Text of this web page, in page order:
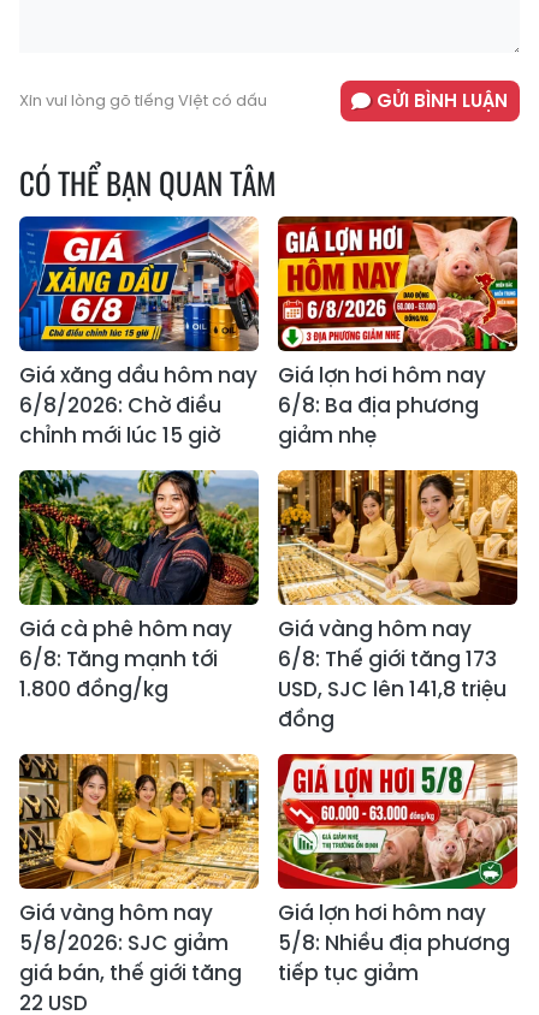
Xin vui lòng gõ tiếng Việt có dấu GỬI BÌNH LUẬN
CÓ THỂ BẠN QUAN TÂM
Giá xăng dầu hôm nay
6/8/2026: Chờ điều
chỉnh mới lúc 15 giờ
Giá lợn hơi hôm nay
6/8: Ba địa phương
giảm nhẹ
Giá cà phê hôm nay
6/8: Tăng mạnh tới
1.800 đồng/kg
Giá vàng hôm nay
6/8: Thế giới tăng 173
USD, SJC lên 141,8 triệu
đồng
Giá vàng hôm nay
5/8/2026: SJC giảm
giá bán, thế giới tăng
22 USD
Giá lợn hơi hôm nay
5/8: Nhiều địa phương
tiếp tục giảm